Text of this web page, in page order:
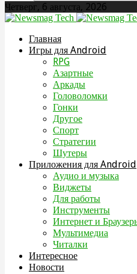
Четверг, 6 августа, 2026
Главная
Игры для Android
RPG
Азартные
Аркады
Головоломки
Гонки
Другое
Спорт
Стратегии
Шутеры
Приложения для Android
Аудио и музыка
Виджеты
Для работы
Инструменты
Интернет и
Мультимедиа
Читалки
Интересное
Новости